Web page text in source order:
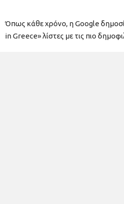
Όπως κάθε χρόνο, η Google
in Greece» λίστες με τις πιο